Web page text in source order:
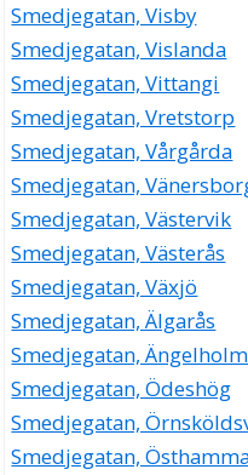
Smedjegatan, Visby
Smedjegatan, Vislanda
Smedjegatan, Vittangi
Smedjegatan, Vretstorp
Smedjegatan, Vårgårda
Smedjegatan,
Smedjegatan, Västervik
Smedjegatan, Västerås
Smedjegatan, Växjö
Smedjegatan, Älgarås
Smedjegatan, Ängelholm
Smedjegatan, Ödeshög
Smedjegatan,
Smedjegatan,